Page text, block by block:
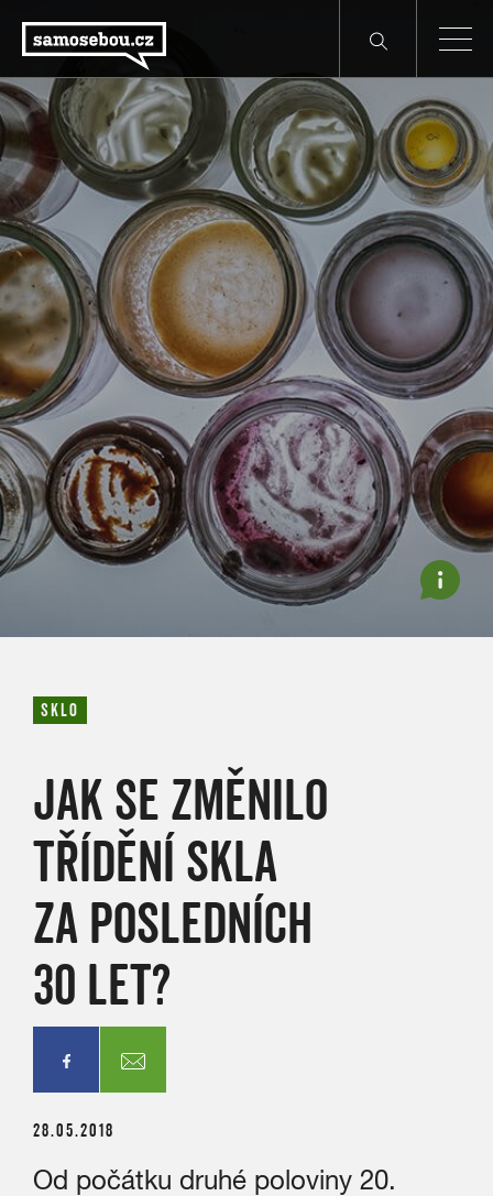
SKLO
JAK SE ZMĚNILO
TŘÍDĚNÍ SKLA
ZA POSLEDNÍCH
30 LET?
28.05.2018
Od počátku druhé poloviny 20.